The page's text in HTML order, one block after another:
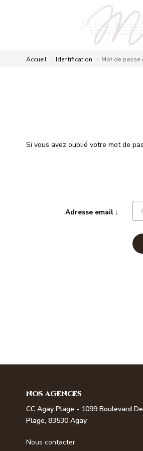
Accueil Identification Mot de passe
Si vous avez oublié votre mot de
Adresse email :
NOS AGENCES
CC Agay Plage - 1099 Boulevard
Plage, 83530 Agay
Nous contacter